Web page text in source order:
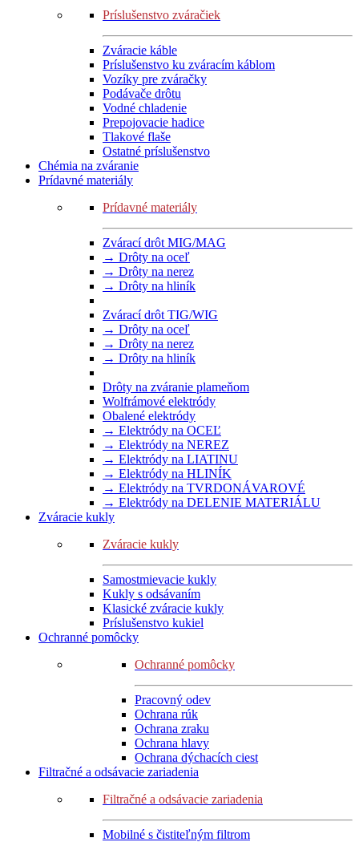
Príslušenstvo zváračiek
Zváracie káble
Príslušenstvo ku zváracím káblom
Vozíky pre zváračky
Podávače drôtu
Vodné chladenie
Prepojovacie hadice
Tlakové flaše
Ostatné príslušenstvo
Chémia na zváranie
Prídavné materiály
Prídavné materiály
Zvárací drôt MIG/MAG
→ Drôty na oceľ
→ Drôty na nerez
→ Drôty na hliník
Zvárací drôt TIG/WIG
→ Drôty na oceľ
→ Drôty na nerez
→ Drôty na hliník
Drôty na zváranie plameňom
Wolfrámové elektródy
Obalené elektródy
→ Elektródy na OCEĽ
→ Elektródy na NEREZ
→ Elektródy na LIATINU
→ Elektródy na HLINÍK
→ Elektródy na TVRDONÁVAROVÉ
→ Elektródy na DELENIE MATERIÁLU
Zváracie kukly
Zváracie kukly
Samostmievacie kukly
Kukly s odsávaním
Klasické zváracie kukly
Príslušenstvo kukiel
Ochranné pomôcky
Ochranné pomôcky
Pracovný odev
Ochrana rúk
Ochrana zraku
Ochrana hlavy
Ochrana dýchacích ciest
Filtračné a odsávacie zariadenia
Filtračné a odsávacie zariadenia
Mobilné s čistiteľným filtrom